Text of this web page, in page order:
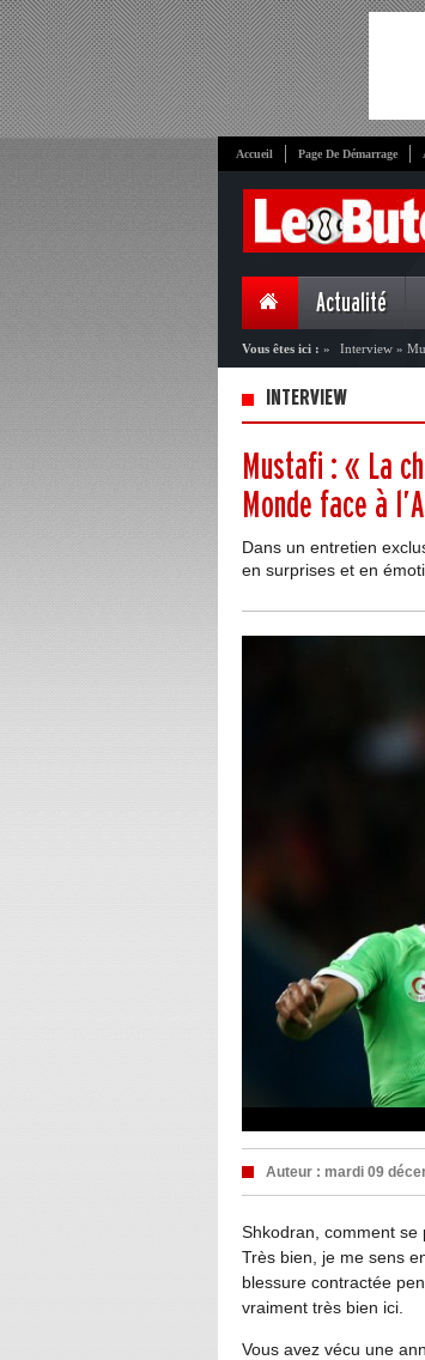
Accueil Page De Démarrage
Actualité
Vous êtes ici : » Interview »
INTERVIEW
Mustafi : « La
Monde face à
Dans un entretien
en surprises et en
Auteur : mardi 09
Shkodran, comment se
Très bien, je me sens
blessure contractée
vraiment très bien ici.
Vous avez vécu une